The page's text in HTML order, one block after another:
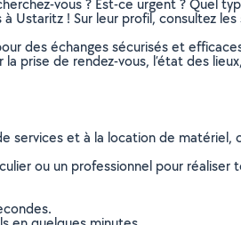
vous ? Est-ce urgent ? Quel
Ustaritz ! Sur leur profil, consultez
des échanges sécurisés et
prise de rendez-vous, l’état des
services et à la location de
ou un professionnel pour